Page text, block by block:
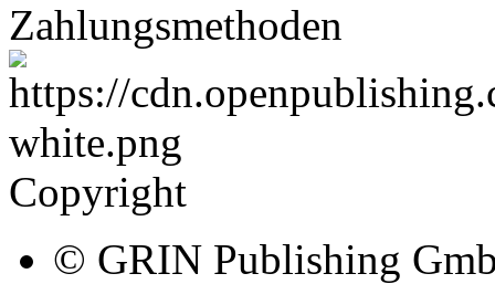
Zahlungsmethoden
Copyright
© GRIN Publishing